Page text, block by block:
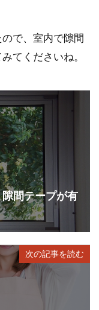
で、室内で隙間
てくださいね。
間テープが有
次の記事を読む